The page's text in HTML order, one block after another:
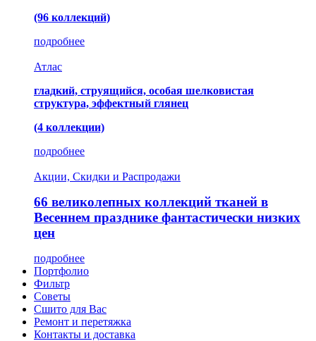
(96 коллекций)
подробнее
Атлас
гладкий, струящийся, особая шелковистая
структура, эффектный глянец
(4 коллекции)
подробнее
Акции, Скидки и Распродажи
66 великолепных коллекций тканей в
Весеннем празднике фантастически низких
цен
подробнее
Портфолио
Фильтр
Советы
Сшито для Вас
Ремонт и перетяжка
Контакты и доставка